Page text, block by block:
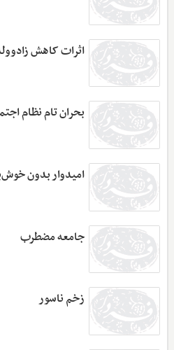
اثرات کاهش
بحران تام نظام
امیدوار بدون
جامعه مضطرب
زخم ناسور